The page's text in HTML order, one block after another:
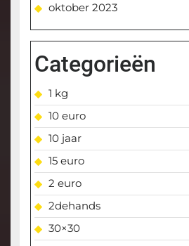
oktober 2023
Categorieën
1 kg
10 euro
10 jaar
15 euro
2 euro
2dehands
30×30